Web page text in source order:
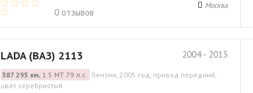
0 отзывов
Москва
2004 - 2013
LADA (ВАЗ) 2113
387 295 км,1.5 МТ 79 л.с. бензин, 2005 год, привод передний,
цвет серебристый